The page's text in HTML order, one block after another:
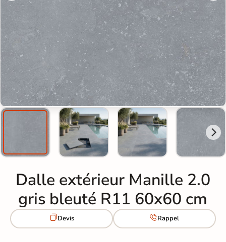
Dalle extérieur Manille 2.0
gris bleuté R11 60x60 cm
Devis Rappel